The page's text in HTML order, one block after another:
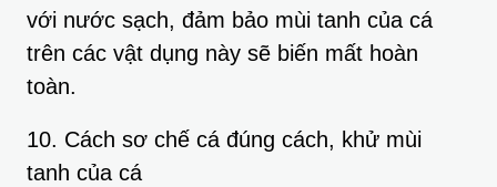
với nước sạch, đảm bảo mùi tanh của cá
trên các vật dụng này sẽ biến mất hoàn
toàn.
10. Cách sơ chế cá đúng cách, khử mùi
tanh của cá